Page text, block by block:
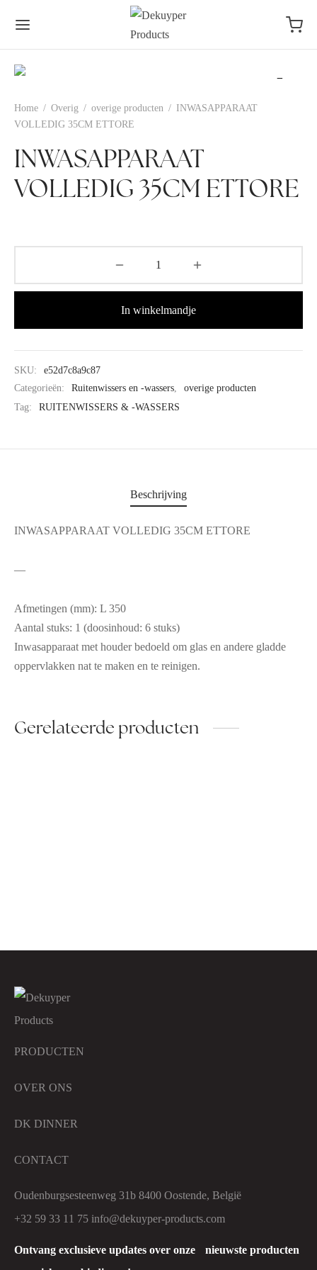
Home / Overig / overige producten / INWASAPPARAAT
VOLLEDIG 35CM ETTORE
INWASAPPARAAT
VOLLEDIG 35CM ETTORE
In winkelmandje
SKU:
e52d7c8a9c87
Categorieën:
Ruitenwissers en -wassers,
overige producten
Tag:
RUITENWISSERS & -WASSERS
Beschrijving
INWASAPPARAAT VOLLEDIG 35CM ETTORE
—
Afmetingen (mm): L 350
Aantal stuks: 1 (doosinhoud: 6 stuks)
Inwasapparaat met houder bedoeld om glas en andere gladde
oppervlakken nat te maken en te reinigen.
Gerelateerde producten
Ontvang exclusieve updates over onze nieuwste producten
PRODUCTEN
OVER ONS
DK DINNER
CONTACT
Oudenburgsesteenweg 31b 8400 Oostende, België
+32 59 33 11 75 info@dekuyper-products.com